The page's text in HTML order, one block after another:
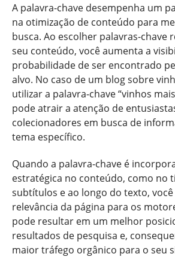
A palavra-chave desempenha um
na otimização de conteúdo para
busca. Ao escolher palavras-chave
seu conteúdo, você aumenta a
probabilidade de ser encontrado
alvo. No caso de um blog sobre
utilizar a palavra-chave “vinhos
pode atrair a atenção de
colecionadores em busca de
tema específico.
Quando a palavra-chave é
estratégica no conteúdo, como no
subtítulos e ao longo do texto,
relevância da página para os
pode resultar em um melhor
resultados de pesquisa e,
maior tráfego orgânico para o seu